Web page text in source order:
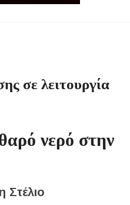
σε λειτουργία
νερό στην
Στέλιο